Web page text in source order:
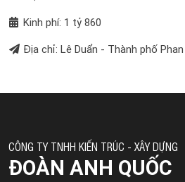
Kinh phí: 1 tỷ 860
Địa chỉ: Lê Duẩn - Thành phố
CÔNG TY TNHH KIẾN TRÚC - XÂY DỰNG
ĐOÀN ANH QUỐC